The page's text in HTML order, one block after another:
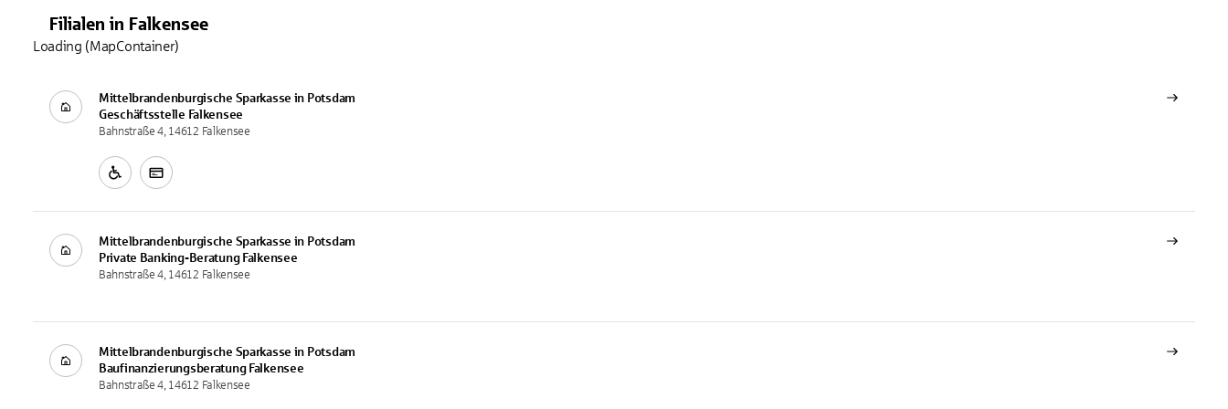
Filialen in Falkensee
Mittelbrandenburgische Sparkasse in Potsdam
Geschäftsstelle Falkensee
Bahnstraße 4, 14612 Falkensee
Mittelbrandenburgische Sparkasse in Potsdam
Private Banking-Beratung Falkensee
Bahnstraße 4, 14612 Falkensee
Mittelbrandenburgische Sparkasse in Potsdam
Baufinanzierungsberatung Falkensee
Bahnstraße 4, 14612 Falkensee
Loading (MapContainer)